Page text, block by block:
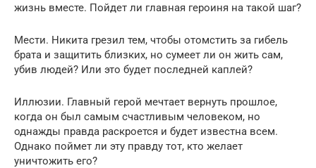
жизнь вместе. Пойдет ли главная героиня на такой шаг?
Мести. Никита грезил тем, чтобы отомстить за гибель
брата и защитить близких, но сумеет ли он жить сам,
убив людей? Или это будет последней каплей?
Иллюзии. Главный герой мечтает вернуть прошлое,
когда он был самым счастливым человеком, но
однажды правда раскроется и будет известна всем.
Однако поймет ли эту правду тот, кто желает
уничтожить его?